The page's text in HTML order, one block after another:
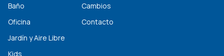
Baño
Oficina
Jardín y Aire Libre
Kids
Cambios
Contacto